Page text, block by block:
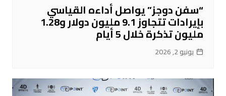
“سفن دوجز” يواصل أداءه القياسي
بإيرادات تتجاوز 9.1 مليون دولار و1.28
مليون تذكرة خلال 5 أيام
يونيو 2, 2026